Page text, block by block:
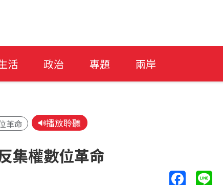
活 政治 專題 兩岸
革命 播放聆聽
集權數位革命